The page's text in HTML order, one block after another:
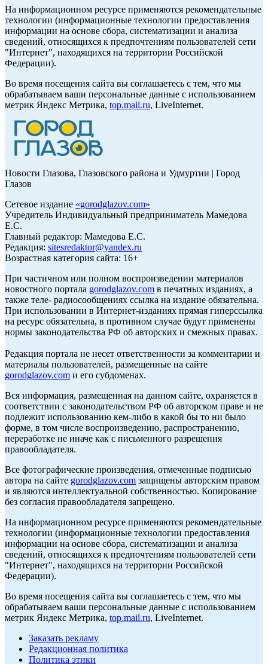
На информационном ресурсе применяются рекомендательные
технологии (информационные технологии предоставления
информации на основе сбора, систематизации и анализа
сведений, относящихся к предпочтениям пользователей сети
"Интернет", находящихся на территории Российской
Федерации).
Во время посещения сайта вы соглашаетесь с тем, что мы
обрабатываем ваши персональные данные с использованием
метрик Яндекс Метрика, top.mail.ru, LiveInternet.
Новости Глазова, Глазовского района и Удмуртии | Город
Глазов
Сетевое издание «gorodglazov.com»
Учредитель Индивидуальный предприниматель Мамедова
Е.С.
Главный редактор: Мамедова Е.С.
Редакция: sitesredaktor@yandex.ru
Возрастная категория сайта: 16+
При частичном или полном воспроизведении материалов
новостного портала gorodglazov.com в печатных изданиях, а
также теле- радиосообщениях ссылка на издание обязательна.
При использовании в Интернет-изданиях прямая гиперссылка
на ресурс обязательна, в противном случае будут применены
нормы законодательства РФ об авторских и смежных правах.
Редакция портала не несет ответственности за комментарии и
материалы пользователей, размещенные на сайте
gorodglazov.com и его субдоменах.
Вся информация, размещенная на данном сайте, охраняется в
соответствии с законодательством РФ об авторском праве и не
подлежит использованию кем-либо в какой бы то ни было
форме, в том числе воспроизведению, распространению,
переработке не иначе как с письменного разрешения
правообладателя.
Все фотографические произведения, отмеченные подписью
автора на сайте gorodglazov.com защищены авторским правом
и являются интеллектуальной собственностью. Копирование
без согласия правообладателя запрещено.
На информационном ресурсе применяются рекомендательные
технологии (информационные технологии предоставления
информации на основе сбора, систематизации и анализа
сведений, относящихся к предпочтениям пользователей сети
"Интернет", находящихся на территории Российской
Федерации).
Во время посещения сайта вы соглашаетесь с тем, что мы
обрабатываем ваши персональные данные с использованием
метрик Яндекс Метрика, top.mail.ru, LiveInternet.
Заказать рекламу
Редакционная политика
Политика этики